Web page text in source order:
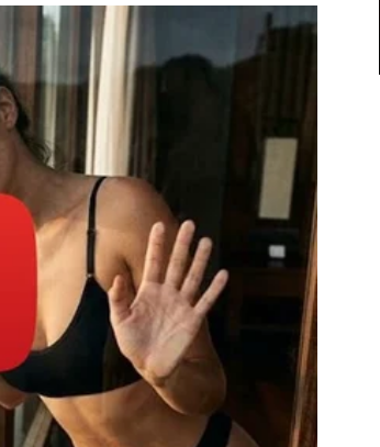
u vaš život sa jasnim namerama.
dobijaju novac koji su čekali,
i ako ne dolazi ogromna suma,
efekat.
niste uzalud izdržali sve što je bilo teško
da je primite.
KOJA LEČI